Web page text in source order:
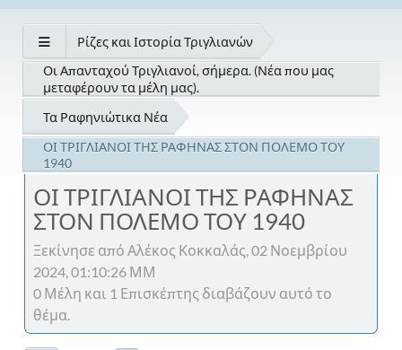
Ρίζες και Ιστορία Τριγλιανών
Οι Απανταχού Τριγλιανοί, σήμερα. (Νέα που μας
μεταφέρουν τα μέλη μας).
Τα Ραφηνιώτικα Νέα
ΟΙ ΤΡΙΓΛΙΑΝΟΙ ΤΗΣ ΡΑΦΗΝΑΣ ΣΤΟΝ ΠΟΛΕΜΟ ΤΟΥ
1940
ΟΙ ΤΡΙΓΛΙΑΝΟΙ ΤΗΣ ΡΑΦΗΝΑΣ
ΣΤΟΝ ΠΟΛΕΜΟ ΤΟΥ 1940
Ξεκίνησε από Αλέκος Κοκκαλάς, 02 Νοεμβρίου
2024, 01:10:26 ΜΜ
0 Μέλη και 1 Επισκέπτης διαβάζουν αυτό το
θέμα.